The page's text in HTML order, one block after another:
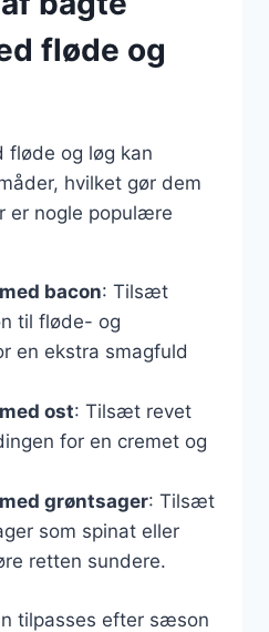
fløde og
fløde og løg kan
hvilket gør dem
er nogle populære
bacon: Tilsæt
til fløde- og
en ekstra smagfuld
ost: Tilsæt revet
for en cremet og
grøntsager: Tilsæt
som spinat eller
retten sundere.
tilpasses efter sæson